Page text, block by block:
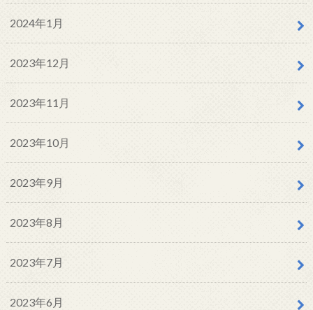
2024年1月
2023年12月
2023年11月
2023年10月
2023年9月
2023年8月
2023年7月
2023年6月